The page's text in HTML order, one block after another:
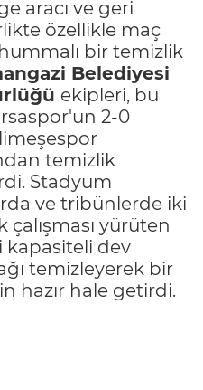
aracı ve geri
özellikle maç
bir temizlik
Belediyesi
ekipleri, bu
2-0
temizlik
Stadyum
ve tribünlerde iki
yürüten
kapasiteli dev
temizleyerek bir
hazır hale getirdi.